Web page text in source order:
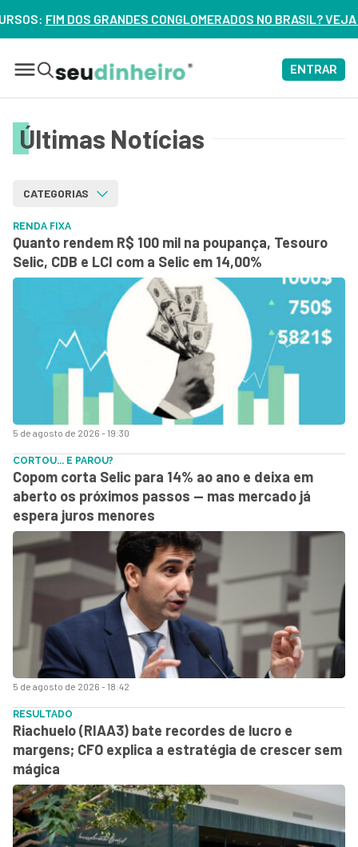
CONGLOMERADOS NO BRASIL? VEJA ERROS DE 3 DELES –
ENTRAR
Últimas Notícias
CATEGORIAS
5 de agosto de 2026 - 19:30
RENDA FIXA
Quanto rendem R$ 100 mil na poupança, Tesouro
Selic, CDB e LCI com a Selic em 14,00%
5 de agosto de 2026 - 18:42
CORTOU... E PAROU?
Copom corta Selic para 14% ao ano e deixa em
aberto os próximos passos — mas mercado já
espera juros menores
RESULTADO
Riachuelo (RIAA3) bate recordes de lucro e
margens; CFO explica a estratégia de crescer sem
mágica